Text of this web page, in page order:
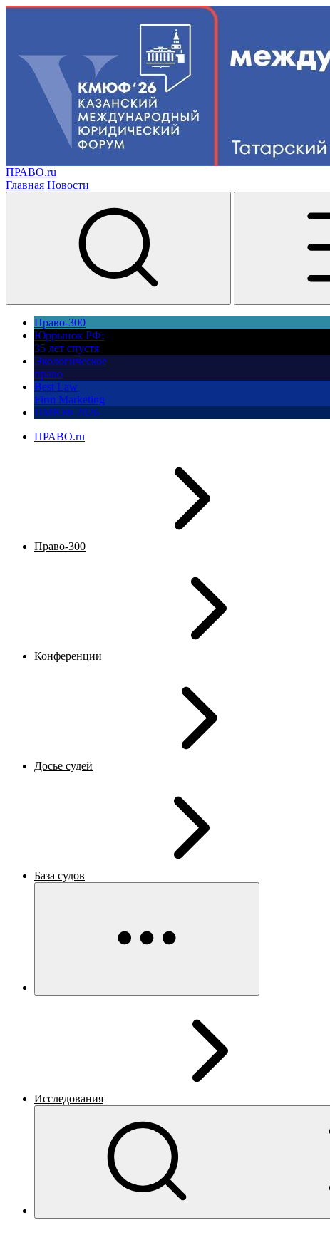
ПРАВО.ru
Главная Новости
Право-300
Юррынок РФ:
35 лет спустя
Экологическое
право
Best Law
Firm Marketing
ПМЮФ 2026
ПРАВО.ru
Право-300
Конференции
Досье судей
База судов
Исследования